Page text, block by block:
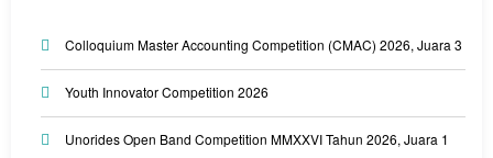
Colloquium Master Accounting Competition (CMAC) 2026, Juara 3
Youth Innovator Competition 2026
Unorides Open Band Competition MMXXVI Tahun 2026, Juara 1